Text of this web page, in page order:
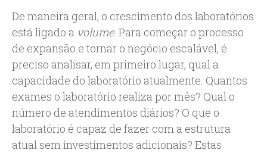
De maneira geral, o crescimento dos laboratórios
está ligado a volume. Para começar o processo
de expansão e tornar o negócio escalável, é
preciso analisar, em primeiro lugar, qual a
capacidade do laboratório atualmente. Quantos
exames o laboratório realiza por mês? Qual o
número de atendimentos diários? O que o
laboratório é capaz de fazer com a estrutura
atual sem investimentos adicionais? Estas